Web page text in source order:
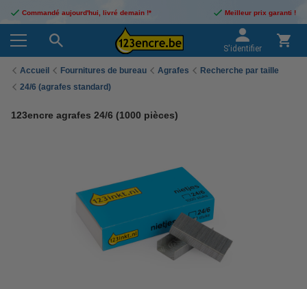
Commandé aujourd'hui, livré demain !* Meilleur prix garanti !
S'identifier
Accueil Fournitures de bureau Agrafes
Recherche par taille
24/6 (agrafes standard)
123encre agrafes 24/6 (1000 pièces)